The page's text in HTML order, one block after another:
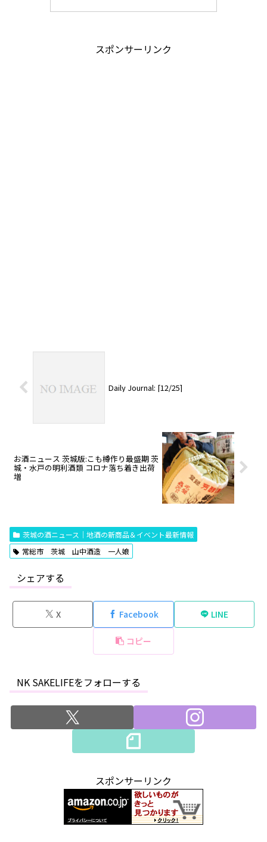
スポンサーリンク
Daily Journal: [12/25]
お酒ニュース 茨城版:こも樽作り最盛期 茨
城・水戸の明利酒類 コロナ落ち着き出荷
増
茨城の酒ニュース｜地酒の新商品＆イベント最新情報
常総市 茨城 山中酒造 一人娘
シェアする
X Facebook LINE
コピー
NK SAKELIFEをフォローする
スポンサーリンク